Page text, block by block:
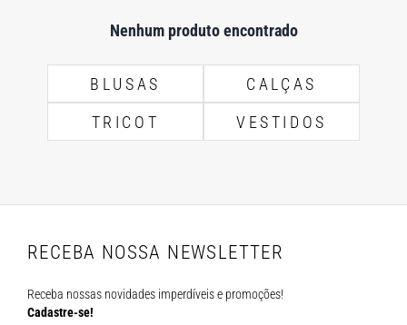
Nenhum produto encontrado
BLUSAS
CALÇAS
TRICOT
VESTIDOS
RECEBA NOSSA NEWSLETTER
Receba nossas novidades imperdíveis e promoções!
Cadastre-se!